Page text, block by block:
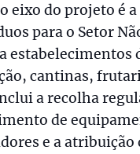
eixo do projeto é
para o Setor
estabelecimentos
cantinas,
a recolha
de
e a